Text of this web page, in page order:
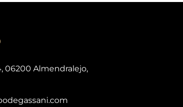
06200 Almendralejo,